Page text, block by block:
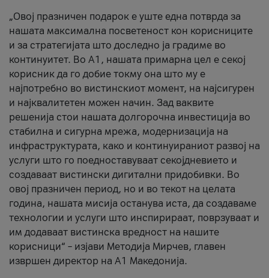
„Овој празничен подарок е уште една потврда за
нашата максимална посветеност кон корисниците
и за стратегијата што доследно ја градиме во
континуитет. Во А1, нашата примарна цел е секој
корисник да го добие токму она што му е
најпотребно во вистинскиот момент, на најсигурен
и најквалитетен можен начин. Зад ваквите
решенија стои нашата долгорочна инвестиција во
стабилна и сигурна мрежа, модернизација на
инфраструктурата, како и континуираниот развој на
услуги што го поедноставуваат секојдневието и
создаваат вистински дигитални придобивки. Во
овој празничен период, но и во текот на целата
година, нашата мисија останува иста, да создаваме
технологии и услуги што инспирираат, поврзуваат и
им додаваат вистинска вредност на нашите
корисници“ – изјави Методија Мирчев, главен
извршен директор на А1 Македонија.